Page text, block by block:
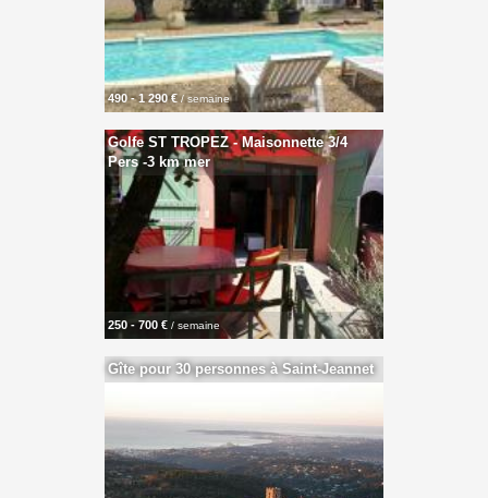
490 - 1 290 €/ semaine
Golfe ST TROPEZ - Maisonnette 3/4
Pers -3 km mer
250 - 700 € / semaine
Gîte pour 30 personnes à Saint-Jeannet